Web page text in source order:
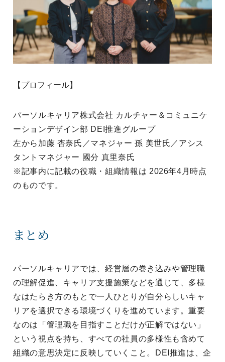
【プロフィール】
パーソルキャリア株式会社 カルチャー＆コミュニケ
ーションデザイン部 DEI推進グループ
左から加藤 杏奈氏／マネジャー 孫 美世氏／アシス
タントマネジャー 國分 真里奈氏
※記事内に記載の役職・組織情報は 2026年4月時点
のものです。
まとめ
パーソルキャリアでは、経営層の巻き込みや管理職
の理解促進、キャリア支援施策などを通じて、多様
なはたらき方のもとで一人ひとりが自分らしいキャ
リアを選択できる環境づくりを進めています。重要
なのは「管理職を目指すことだけが正解ではない」
という視点を持ち、すべての社員の多様性も含めて
組織の意思決定に反映していくこと。DEI推進は、企